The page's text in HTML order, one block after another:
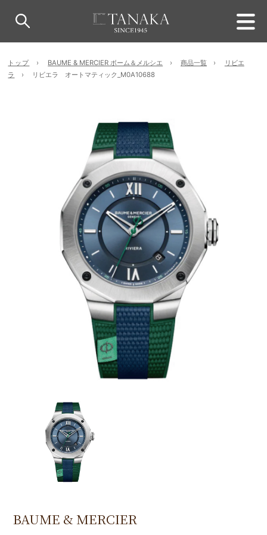
トップ BAUME & MERCIER ボーム＆メルシエ 商品一覧
リビエ
ラ
リビエラ オートマティック_M0A10688
BAUME & MERCIER